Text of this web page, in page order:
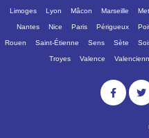
Limoges Lyon Mâcon Marseille
Nantes Nice Paris Périgueux
Rouen Saint-Étienne Sens Sète
Troyes Valence